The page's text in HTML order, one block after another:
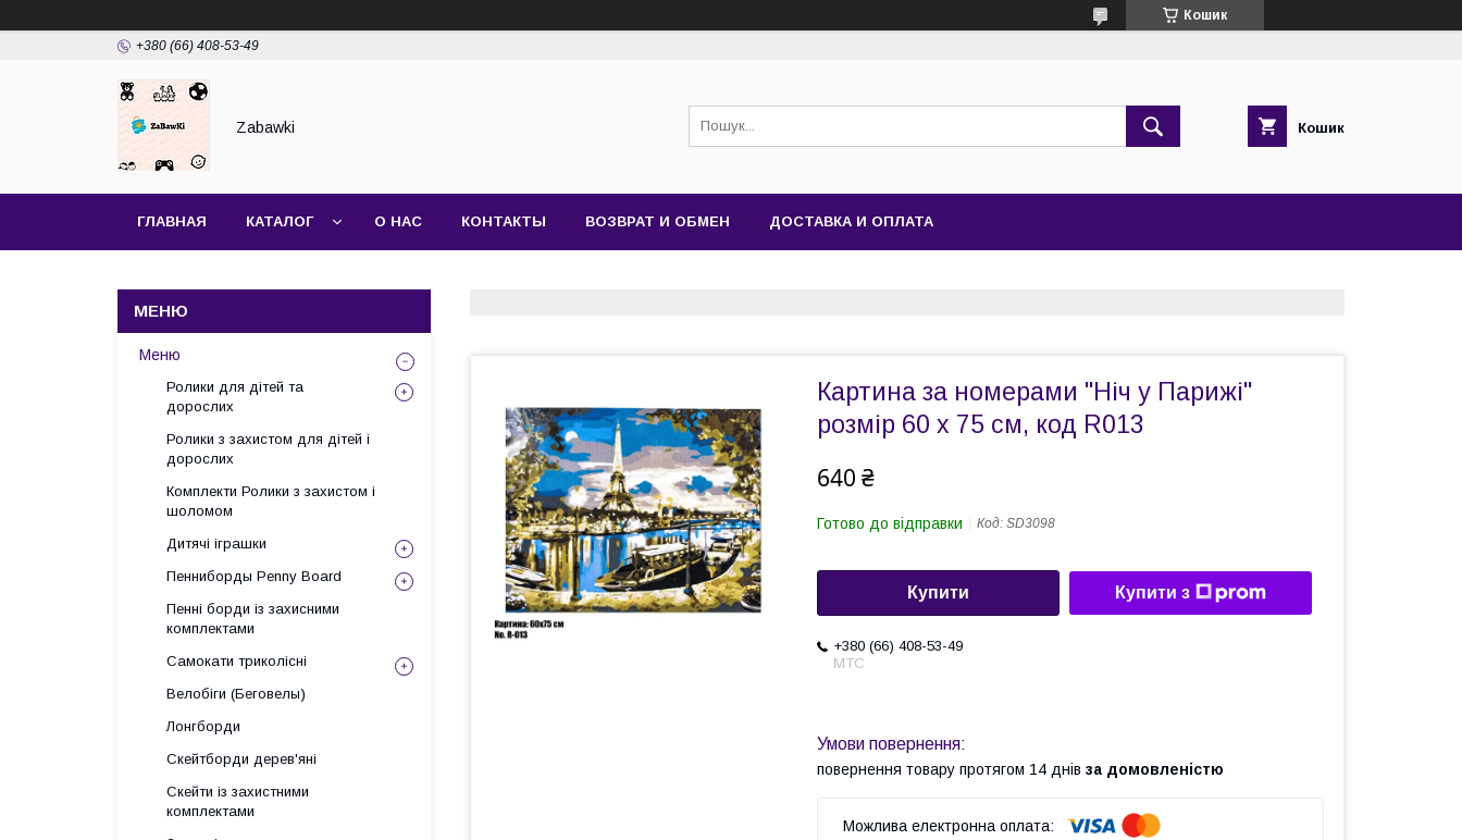
Кошик
+380 (66) 408-53-49
Zabawki Кошик
ГЛАВНАЯ КАТАЛОГ О НАС КОНТАКТЫ ВОЗВРАТ И ОБМЕН ДОСТАВКА И ОПЛАТА
Картина за номерами "Ніч у Парижі"
розмір 60 х 75 см, код R013
640 ₴
Готово до відправки Код: SD3098
Купити Купити з
+380 (66) 408-53-49
МТС
повернення товару протягом 14 днів за домовленістю
Меню
Ролики для дітей та
дорослих
Ролики з захистом для дітей і
дорослих
Комплекти Ролики з захистом і
шоломом
Дитячі іграшки
Пенниборды Penny Board
Пенні борди із захисними
комплектами
Самокати триколісні
Велобіги (Беговелы)
Лонгборди
Скейтборди дерев'яні
Скейти із захистними
комплектами